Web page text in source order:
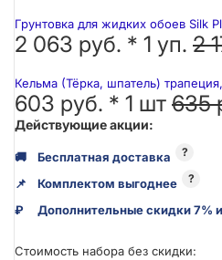
Грунтовка для жидких обоев Silk
2 063 руб. * 1 уп. 2
Кельма (Тёрка, шпатель)
603 руб. * 1 шт 635
Действующие акции:
🚚 Бесплатная доставка ?
📌 Комплектом выгоднее ?
₽ Дополнительные скидки 7%
Стоимость набора без скидки: